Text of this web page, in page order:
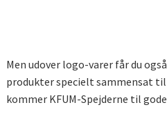
Men udover logo-varer får du
produkter specielt sammensat
kommer KFUM-Spejderne til